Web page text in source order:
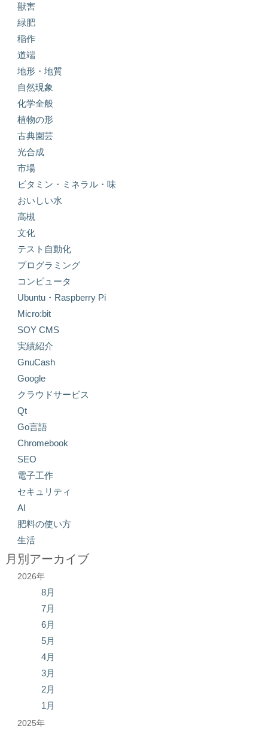
獣害
緑肥
稲作
道端
地形・地質
自然現象
化学全般
植物の形
古典園芸
光合成
市場
ビタミン・ミネラル・味
おいしい水
高槻
文化
テスト自動化
プログラミング
コンピュータ
Ubuntu・Raspberry Pi
Micro:bit
SOY CMS
実績紹介
GnuCash
Google
クラウドサービス
Qt
Go言語
Chromebook
SEO
電子工作
セキュリティ
AI
肥料の使い方
生活
月別アーカイブ
2026年
8月
7月
6月
5月
4月
3月
2月
1月
2025年